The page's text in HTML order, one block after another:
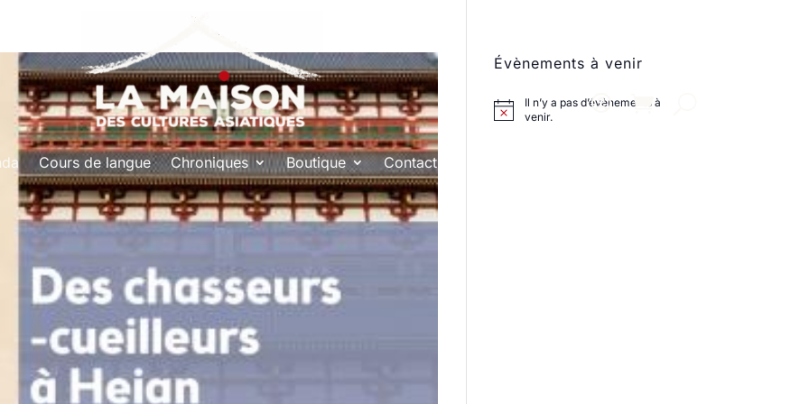
Cours de langue Chroniques Boutique Contact
Évènements à venir
Il n’y a pas d’évènements à
venir.